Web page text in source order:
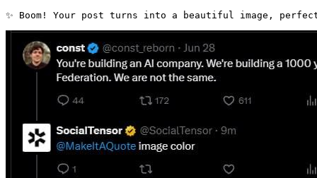
✨ Boom! Your post turns into a beautiful image,